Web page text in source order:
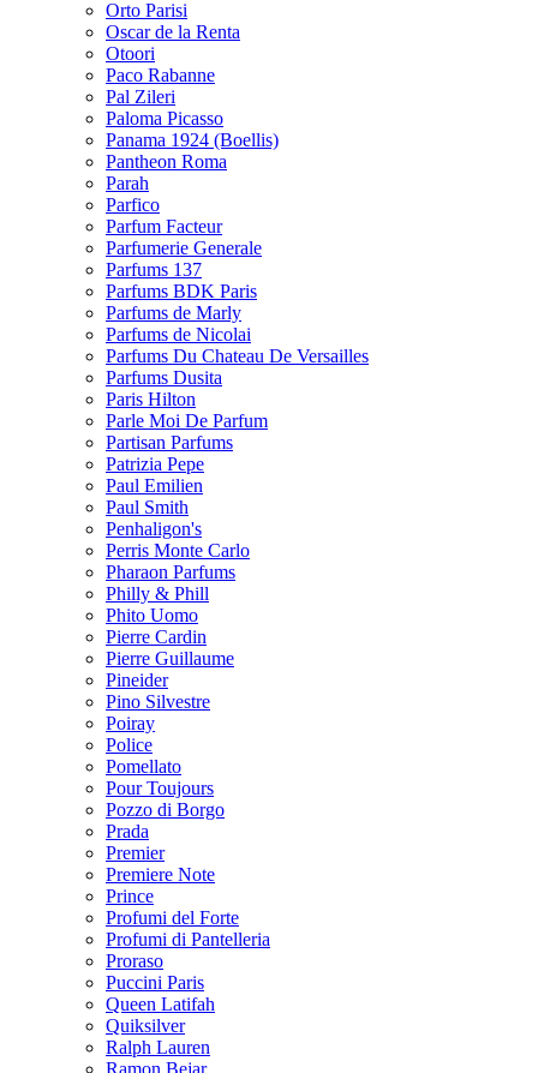
Orto Parisi
Oscar de la Renta
Otoori
Paco Rabanne
Pal Zileri
Paloma Picasso
Panama 1924 (Boellis)
Pantheon Roma
Parah
Parfico
Parfum Facteur
Parfumerie Generale
Parfums 137
Parfums BDK Paris
Parfums de Marly
Parfums de Nicolai
Parfums Du Chateau De Versailles
Parfums Dusita
Paris Hilton
Parle Moi De Parfum
Partisan Parfums
Patrizia Pepe
Paul Emilien
Paul Smith
Penhaligon's
Perris Monte Carlo
Pharaon Parfums
Philly & Phill
Phito Uomo
Pierre Cardin
Pierre Guillaume
Pineider
Pino Silvestre
Poiray
Police
Pomellato
Pour Toujours
Pozzo di Borgo
Prada
Premier
Premiere Note
Prince
Profumi del Forte
Profumi di Pantelleria
Proraso
Puccini Paris
Queen Latifah
Quiksilver
Ralph Lauren
Ramon Bejar